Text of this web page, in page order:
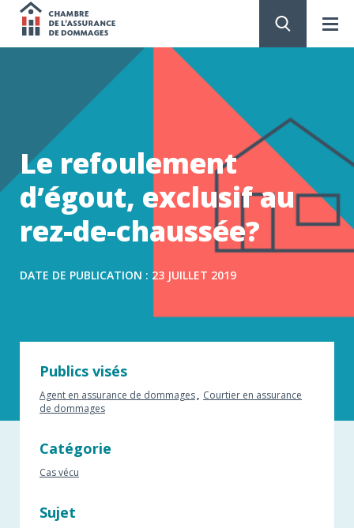
Chambre
l'assurance
de
dommages
Le refoulement
d’égout, exclusif au
rez-de-chaussée?
DATE DE PUBLICATION : 23 JUILLET 2019
Publics visés
Agent en assurance de dommages
Courtier en assurance
de dommages
Catégorie
Cas vécu
Sujet